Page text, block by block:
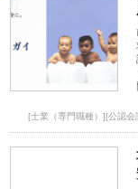
[士業（専門職種）][公認会